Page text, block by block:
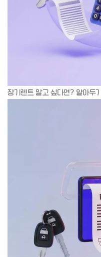
장기렌트 말고 싶다면? 알아두